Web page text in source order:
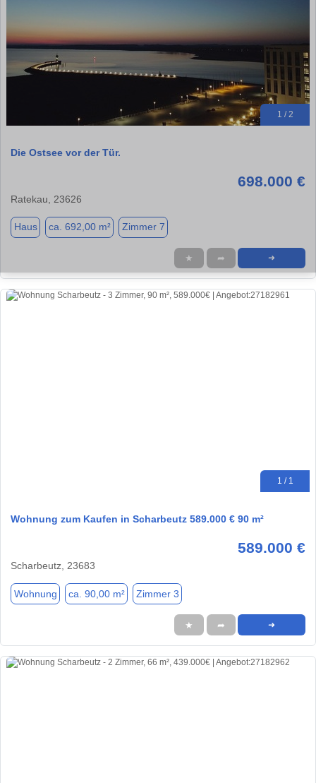
1 / 2
Die Ostsee vor der Tür.
698.000 €
Ratekau, 23626
Haus ca. 692,00 m² Zimmer 7
★ ➦ ➜
1 / 1
Wohnung zum Kaufen in Scharbeutz 589.000 € 90 m²
589.000 €
Scharbeutz, 23683
Wohnung ca. 90,00 m² Zimmer 3
★ ➦ ➜